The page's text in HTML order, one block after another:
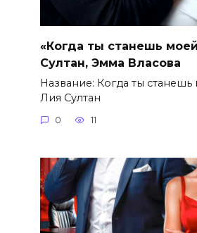
«Когда ты станешь
Султан, Эмма Власова
Название: Когда ты
Лия Султан
0 11